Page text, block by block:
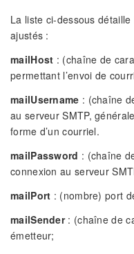
La liste ci-dessous
ajustés :
mailHost : (chaîne de
permettant l’envoi de
mailUsername : (chaîne
au serveur SMTP,
forme d’un courriel.
mailPassword : (chaîne
connexion au serveur
mailPort : (nombre) port
mailSender: (chaîne de
émetteur;